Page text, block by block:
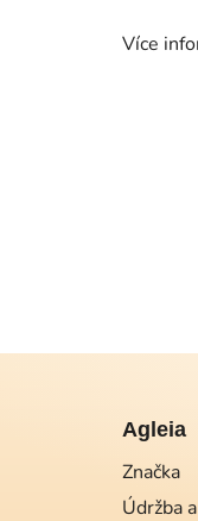
Více
Agleia
Značka
Údržba